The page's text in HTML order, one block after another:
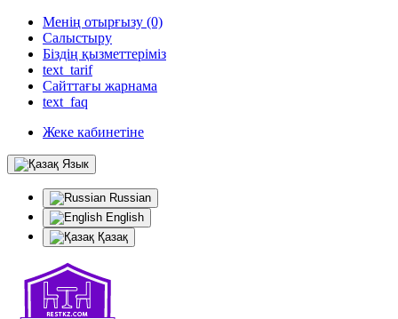
Менің отырғызу (0)
Салыстыру
Біздің қызметтеріміз
text_tarif
Сайттағы жарнама
text_faq
Жеке кабинетіне
Язык
Russian
English
Қазақ